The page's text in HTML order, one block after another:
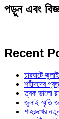
পড়ুন এবং
Recent
চারঘাটে
শহীদদের
ত্বক ভালো
জুলাই স্মৃতি
শাহরুখের